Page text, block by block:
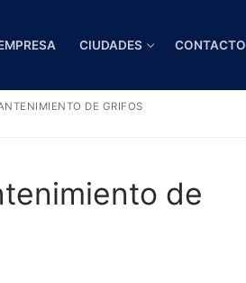
CIUDADES CONTACTO
DE GRIFOS
de